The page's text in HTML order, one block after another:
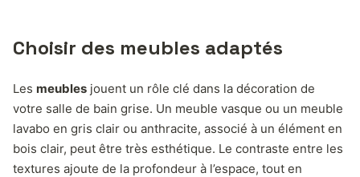
Choisir des meubles adaptés
Les meubles jouent un rôle clé dans la décoration de
votre salle de bain grise. Un meuble vasque ou un meuble
lavabo en gris clair ou anthracite, associé à un élément en
bois clair, peut être très esthétique. Le contraste entre les
textures ajoute de la profondeur à l’espace, tout en